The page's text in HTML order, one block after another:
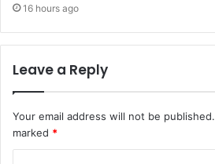
16 hours ago
Leave a Reply
Your email address will not be published.
marked *